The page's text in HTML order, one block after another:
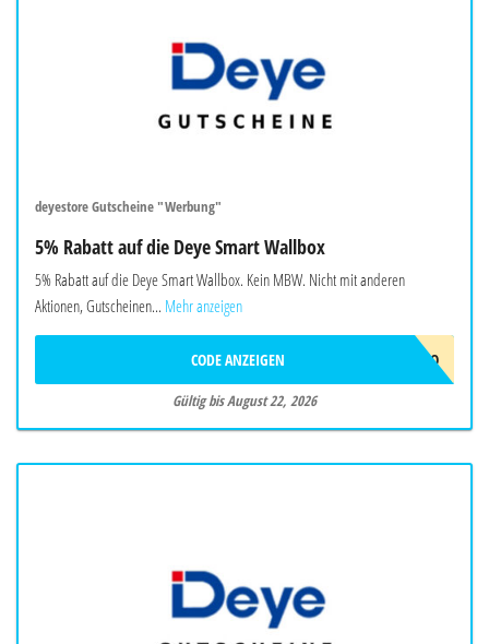
deyestore Gutscheine "Werbung"
5% Rabatt auf die Deye Smart Wallbox
5% Rabatt auf die Deye Smart Wallbox. Kein MBW. Nicht mit anderen
Aktionen, Gutscheinen... Mehr anzeigen
EVCJULYPROMO
CODE ANZEIGEN
Gültig bis August 22, 2026